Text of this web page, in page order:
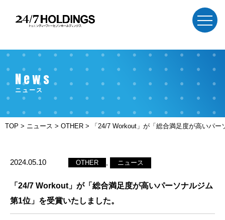
News
ニュース
TOP > ニュース > OTHER > 「24/7 Workout」が「総合満足度が高いパ
2024.05.10 OTHER ニュース
「24/7 Workout」が「総合満足度が高いパーソナルジム
第1位」を受賞いたしました。